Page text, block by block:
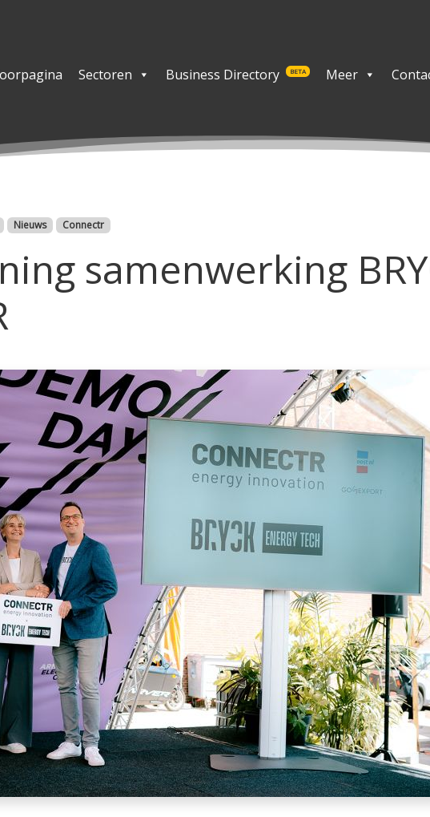
Sectoren Business Directory BETA Meer
Nieuws Connectr
samenwerking